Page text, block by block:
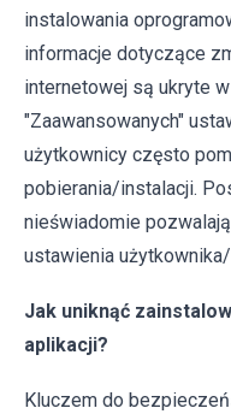
instalowania
informacje dotyczące
internetowej są ukryte
"Zaawansowanych"
użytkownicy często
pobierania/instalacji.
nieświadomie
ustawienia
Jak uniknąć
aplikacji?
Kluczem do